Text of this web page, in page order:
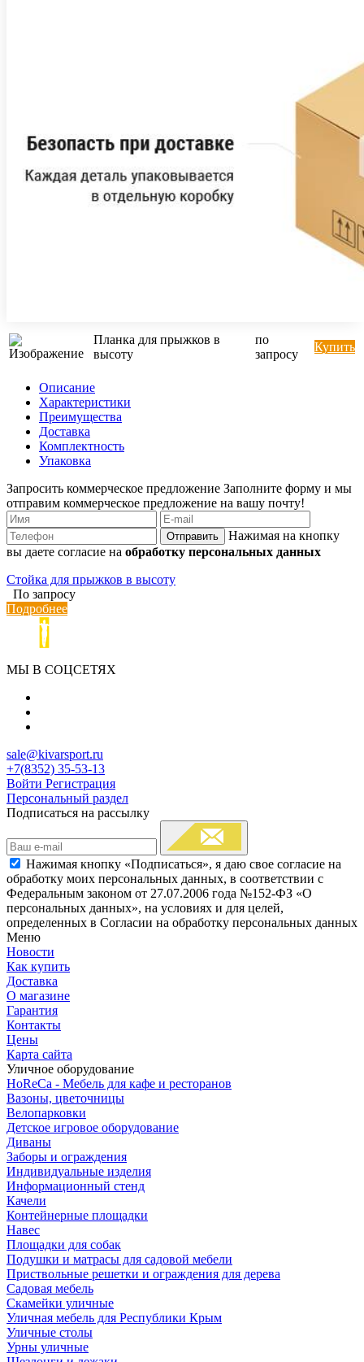
Планка для прыжков в
высоту
по
запросу
Купить
Описание
Характеристики
Преимущества
Доставка
Комплектность
Упаковка
Запросить коммерческое предложение Заполните форму и мы
отправим коммерческое предложение на вашу почту!
Отправить
Нажимая на кнопку
вы даете согласие на обработку персональных данных
Стойка для прыжков в высоту
По запросу
Подробнее
МЫ В СОЦСЕТЯХ
sale@kivarsport.ru
+7(8352) 35-53-13
Войти Регистрация
Персональный раздел
Подписаться на рассылку
Нажимая кнопку «Подписаться», я даю свое согласие на
обработку моих персональных данных, в соответствии с
Федеральным законом от 27.07.2006 года №152-ФЗ «О
персональных данных», на условиях и для целей,
определенных в Согласии на обработку персональных данных
Меню
Новости
Как купить
Доставка
О магазине
Гарантия
Контакты
Цены
Карта сайта
Уличное оборудование
HoReCa - Мебель для кафе и ресторанов
Вазоны, цветочницы
Велопарковки
Детское игровое оборудование
Диваны
Заборы и ограждения
Индивидуальные изделия
Информационный стенд
Качели
Контейнерные площадки
Навес
Площадки для собак
Подушки и матрасы для садовой мебели
Приствольные решетки и ограждения для дерева
Садовая мебель
Скамейки уличные
Уличная мебель для Республики Крым
Уличные столы
Урны уличные